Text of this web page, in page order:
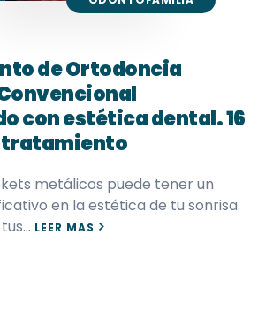
de Ortodoncia
con estética dental. 16
tratamiento
metálicos puede tener un
en la estética de tu sonrisa.
LEER MAS